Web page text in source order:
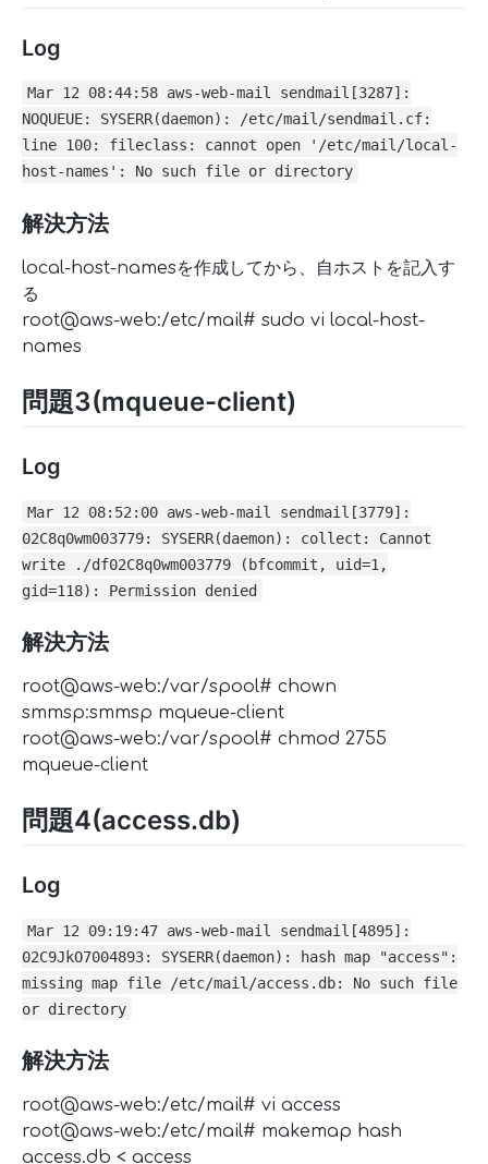
Log
Mar 12 08:44:58 aws-web-mail sendmail[3287]:
NOQUEUE: SYSERR(daemon): /etc/mail/sendmail.cf:
line 100: fileclass: cannot open '/etc/mail/local-
host-names': No such file or directory
解決方法
local-host-namesを作成してから、自ホストを記入す
る
root@aws-web:/etc/mail# sudo vi local-host-
names
問題3(mqueue-client)
Log
Mar 12 08:52:00 aws-web-mail sendmail[3779]:
02C8q0wm003779: SYSERR(daemon): collect: Cannot
write ./df02C8q0wm003779 (bfcommit, uid=1,
gid=118): Permission denied
解決方法
root@aws-web:/var/spool# chown
smmsp:smmsp mqueue-client
root@aws-web:/var/spool# chmod 2755
mqueue-client
問題4(access.db)
Log
Mar 12 09:19:47 aws-web-mail sendmail[4895]:
02C9JkO7004893: SYSERR(daemon): hash map "access":
missing map file /etc/mail/access.db: No such file
or directory
解決方法
root@aws-web:/etc/mail# vi access
root@aws-web:/etc/mail# makemap hash
access.db < access